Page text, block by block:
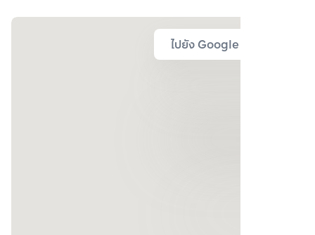
ไปยัง Google Map